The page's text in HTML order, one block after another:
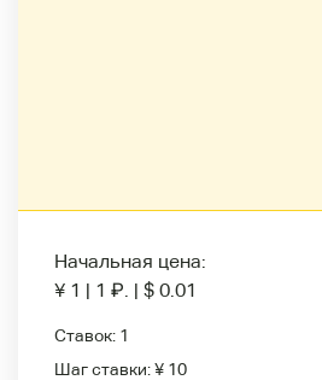
Начальная цена:
¥ 1 | 1 ₽. | $ 0.01
Ставок: 1
Шаг ставки:¥ 10